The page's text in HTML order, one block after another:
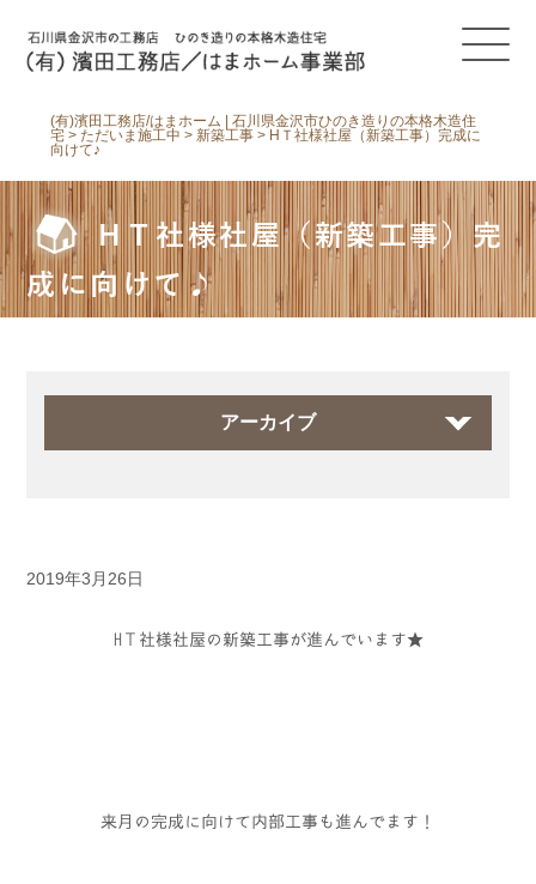
(有)濱田工務店/はまホーム | 石川県金沢市ひのき造りの本格木造住
宅 >ただいま施工中 > 新築工事 > HＴ社様社屋（新築工事）完成に
向けて♪
HＴ社様社屋（新築工事）完
成に向けて♪
アーカイブ
2019年3月26日
HＴ社様社屋の新築工事が進んでいます★
来月の完成に向けて内部工事も進んでます！